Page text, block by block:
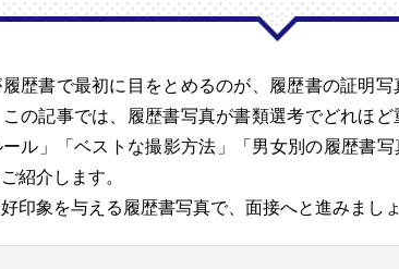
歴書で最初に目をとめるのが、履歴書の証明
この記事では、履歴書写真が書類選考でどれほ
ル」「ベストな撮影方法」「男女別の履歴書
紹介します。
印象を与える履歴書写真で、面接へと進みましょ